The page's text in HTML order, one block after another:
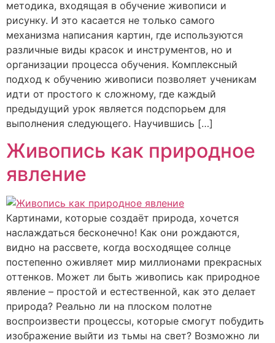
методика, входящая в обучение живописи и
рисунку. И это касается не только самого
механизма написания картин, где используются
различные виды красок и инструментов, но и
организации процесса обучения. Комплексный
подход к обучению живописи позволяет ученикам
идти от простого к сложному, где каждый
предыдущий урок является подспорьем для
выполнения следующего. Научившись […]
Живопись как природное
явление
Картинами, которые создаёт природа, хочется
наслаждаться бесконечно! Как они рождаются,
видно на рассвете, когда восходящее солнце
постепенно оживляет мир миллионами прекрасных
оттенков. Может ли быть живопись как природное
явление – простой и естественной, как это делает
природа? Реально ли на плоском полотне
воспроизвести процессы, которые смогут побудить
изображение выйти из тьмы на свет? Возможно ли